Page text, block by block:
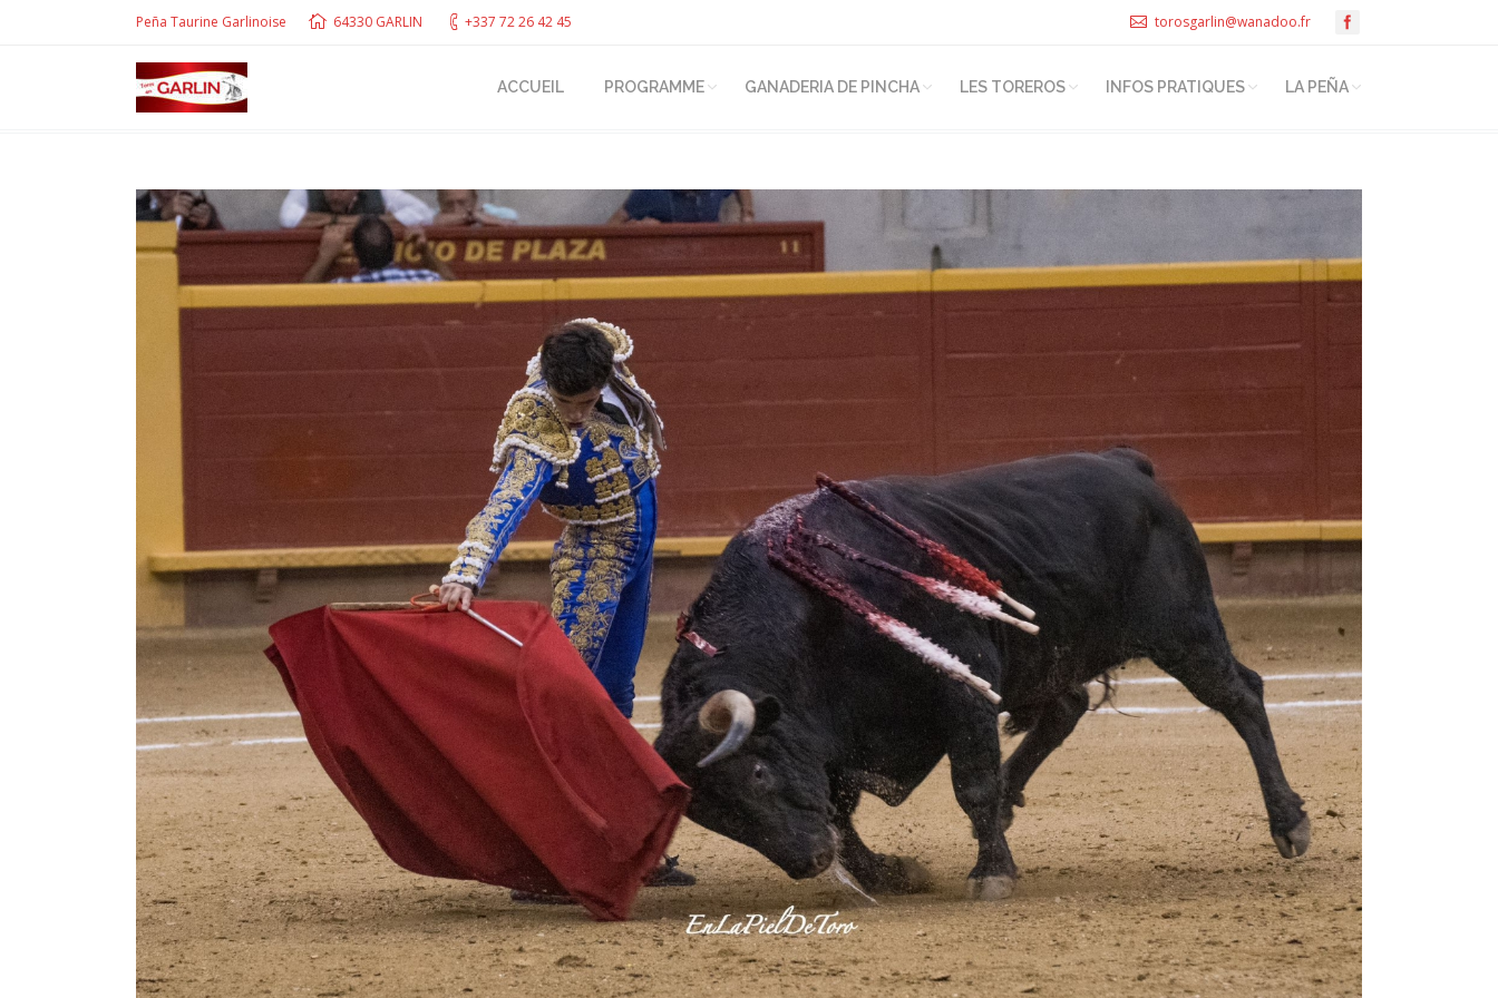
Peña Taurine Garlinoise 64330 GARLIN +337 72 26 42 45 torosgarlin@wanadoo.fr
ACCUEIL PROGRAMME GANADERIA DE PINCHA LES TOREROS INFOS PRATIQUES LA PEÑA